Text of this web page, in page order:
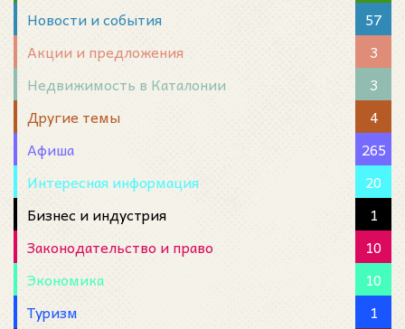
Новости и события
57
Акции и предложения
3
Недвижимость в Каталонии
3
Другие темы
4
Афиша
265
Интересная информация
20
Бизнес и индустрия
1
Законодательство и право
10
Экономика
10
Туризм
1